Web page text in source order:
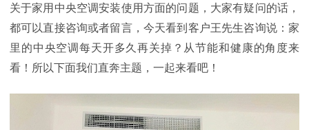
关于家用中央空调安装使用方面的问题，大家有疑问的话，
都可以直接咨询或者留言，今天看到客户王先生咨询说：家
里的中央空调每天开多久再关掉？从节能和健康的角度来
看！所以下面我们直奔主题，一起来看吧！